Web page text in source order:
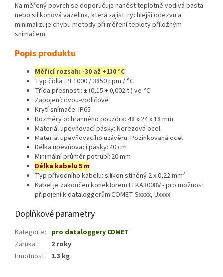
Na měřený povrch se doporučuje nanést teplotně vodivá pasta
nebo silikonová vazelina, která zajisti rychlejší odezvu a
minimalizuje chybu metody při měření teploty příložným
snímačem.
Popis produktu
Měřicí rozsah: -30 až +130 °C
Typ čidla: Pt 1000 / 3850 ppm / °C
Třída přesnosti: ± (0,15 + 0,002 t ) ve °C
Zapojení: dvou-vodičové
Krytí snímače: IP65
Rozměry ochranného pouzdra: 48 x 24 x 18 mm
Materiál upevňovací pásky: Nerezová ocel
Materiál upevňovacího uzávěru: Pozinkovaná ocel
Délka upevňovací pásky: 40 cm
Minimální průměr potrubí: 20 mm
Délka kabelu 5 m
Typ přívodního kabelu: silikon stíněný 2 x 0,22 mm2
Kabel je zakončen konektorem ELKA3008V - pro možnost
připojení k dataloggerům COMET Sxxxx, Uxxxx
Doplňkové parametry
Kategorie: pro dataloggery COMET
Záruka:
2 roky
Hmotnost: 1.3 kg